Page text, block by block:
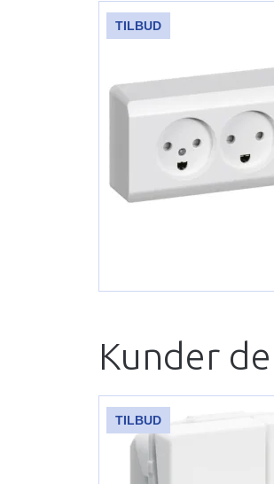
TILBUD
Kunder
TILBUD